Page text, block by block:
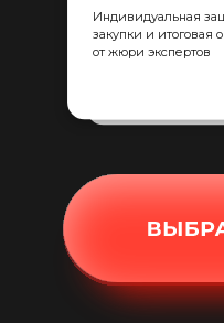
Индивидуальная
закупки и итоговая
от жюри экспертов
Чем курс
от